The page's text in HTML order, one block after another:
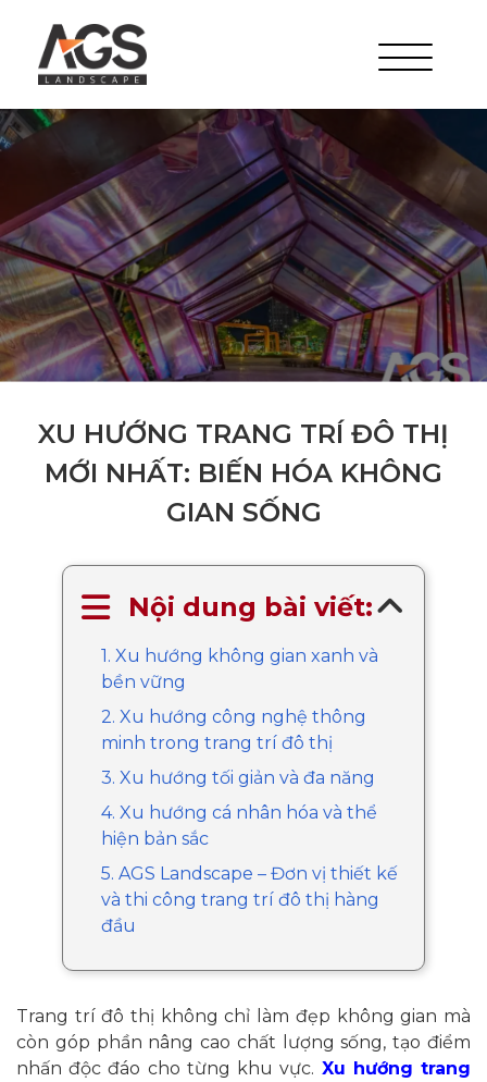
XU HƯỚNG TRANG TRÍ ĐÔ THỊ
MỚI NHẤT: BIẾN HÓA KHÔNG
GIAN SỐNG
Nội dung bài viết:
1. Xu hướng không gian xanh và
bền vững
2. Xu hướng công nghệ thông
minh trong trang trí đô thị
3. Xu hướng tối giản và đa năng
4. Xu hướng cá nhân hóa và thể
hiện bản sắc
5. AGS Landscape – Đơn vị thiết kế
và thi công trang trí đô thị hàng
đầu
Trang trí đô thị không chỉ làm đẹp không gian mà
còn góp phần nâng cao chất lượng sống, tạo điểm
nhấn độc đáo cho từng khu vực. Xu hướng trang